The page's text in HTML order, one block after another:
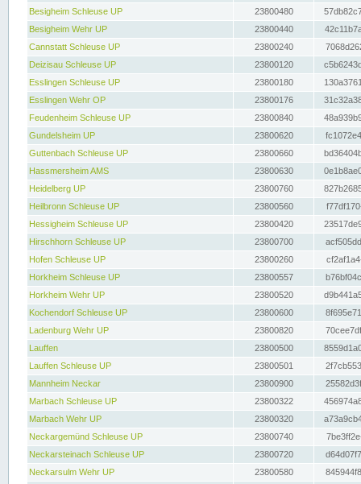
Besigheim Schleuse UP
23800480
Besigheim Wehr UP
23800440
Cannstatt Schleuse UP
23800240
Deizisau Schleuse UP
23800120
Esslingen Schleuse UP
23800180
Esslingen Wehr OP
23800176
Feudenheim Schleuse UP
23800840
Gundelsheim UP
23800620
Guttenbach Schleuse UP
23800660
Hassmersheim AMS
23800630
Heidelberg UP
23800760
Heilbronn Schleuse UP
23800560
Hessigheim Schleuse UP
23800420
Hirschhorn Schleuse UP
23800700
Hofen Schleuse UP
23800260
Horkheim Schleuse UP
23800557
Horkheim Wehr UP
23800520
Kochendorf Schleuse UP
23800600
Ladenburg Wehr UP
23800820
Lauffen
23800500
Lauffen Schleuse UP
23800501
Mannheim Neckar
23800900
Marbach Schleuse UP
23800322
Marbach Wehr UP
23800320
Neckargemünd Schleuse UP
23800740
Neckarsteinach Schleuse UP
23800720
Neckarsulm Wehr UP
23800580